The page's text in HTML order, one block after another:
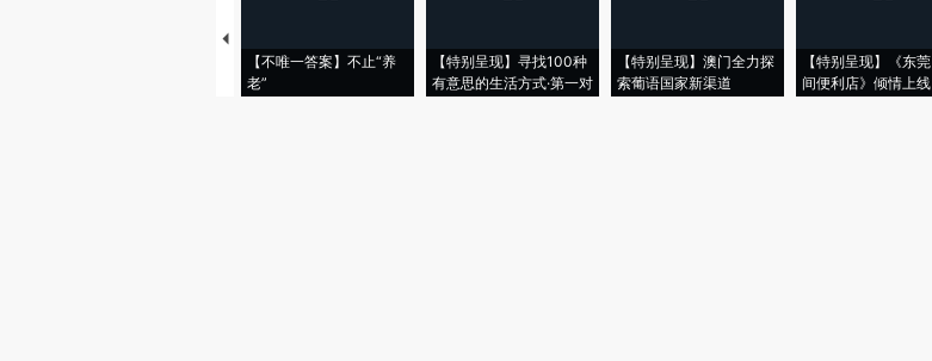
【不唯一答案】不止“养
老”
【特别呈现】寻找100种
有意思的生活方式·第一对
【特别呈现】澳门全力探
索葡语国家新渠道
【特别呈现】《东
间便利店》倾情上线